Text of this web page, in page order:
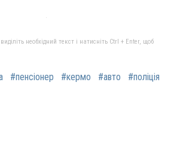
необхідний текст і натисніть Ctrl + Enter, щоб
#пенсіонер #кермо #авто #поліція